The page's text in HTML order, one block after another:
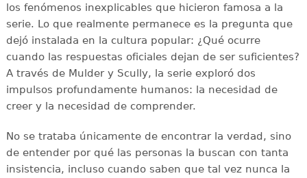
los fenómenos inexplicables que hicieron famosa a la
serie. Lo que realmente permanece es la pregunta que
dejó instalada en la cultura popular: ¿Qué ocurre
cuando las respuestas oficiales dejan de ser suficientes?
A través de Mulder y Scully, la serie exploró dos
impulsos profundamente humanos: la necesidad de
creer y la necesidad de comprender.
No se trataba únicamente de encontrar la verdad, sino
de entender por qué las personas la buscan con tanta
insistencia, incluso cuando saben que tal vez nunca la